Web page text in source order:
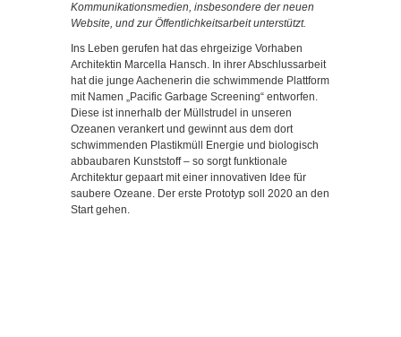
Kommunikationsmedien, insbesondere der neuen
Website, und zur Öffentlichkeitsarbeit unterstützt.
Ins Leben gerufen hat das ehrgeizige Vorhaben
Architektin Marcella Hansch. In ihrer Abschlussarbeit
hat die junge Aachenerin die schwimmende Plattform
mit Namen „Pacific Garbage Screening“ entworfen.
Diese ist innerhalb der Müllstrudel in unseren
Ozeanen verankert und gewinnt aus dem dort
schwimmenden Plastikmüll Energie und biologisch
abbaubaren Kunststoff – so sorgt funktionale
Architektur gepaart mit einer innovativen Idee für
saubere Ozeane. Der erste Prototyp soll 2020 an den
Start gehen.